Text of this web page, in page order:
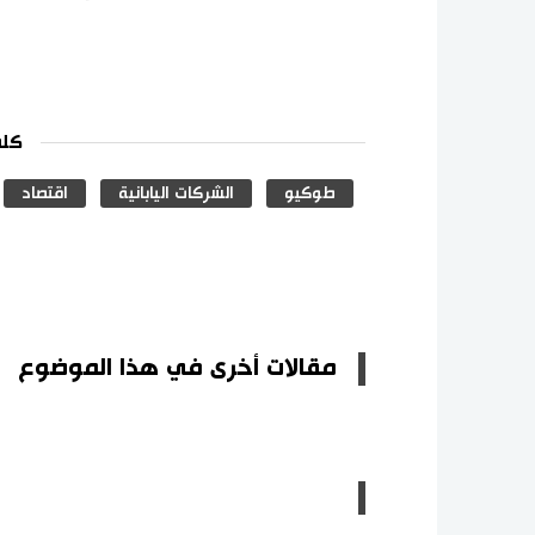
طوكيو الشركات اليابانية اقتصاد
مقالات أخرى في هذا الموضوع